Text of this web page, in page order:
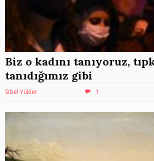
Biz o kadını tanıyoruz,
tanıdığımız gibi
Sibel Yükler 1